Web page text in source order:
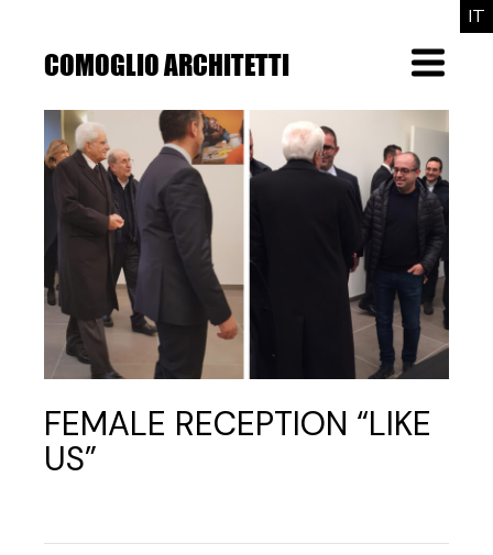
IT
contentCOMOGLIO ARCHITETTI Menu
FEMALE RECEPTION “LIKE
US”